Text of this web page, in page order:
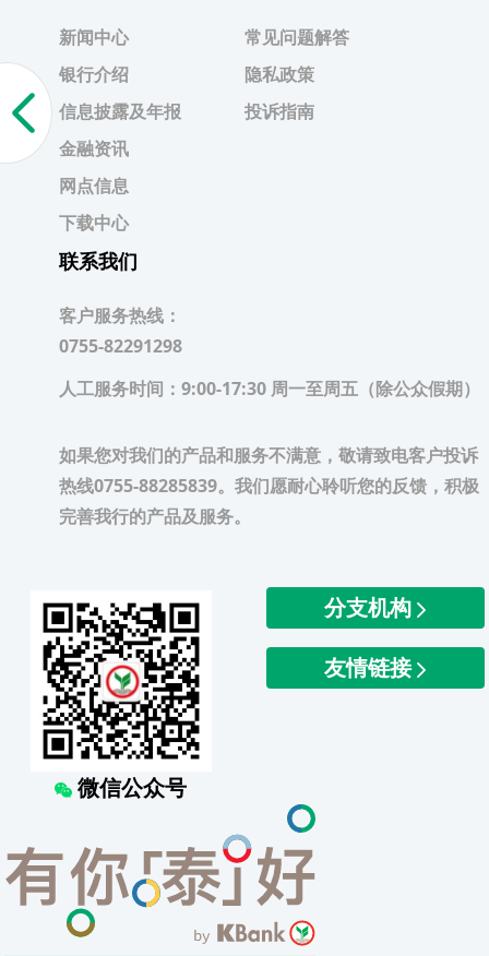
新闻中心
银行介绍
信息披露及年报
金融资讯
网点信息
下载中心
常见问题解答
隐私政策
投诉指南
联系我们
客户服务热线：
0755-82291298
人工服务时间：9:00-17:30 周一至周五（除公众假期）
如果您对我们的产品和服务不满意，敬请致电客户投诉
热线0755-88285839。我们愿耐心聆听您的反馈，积极
完善我行的产品及服务。
微信公众号
分支机构
友情链接